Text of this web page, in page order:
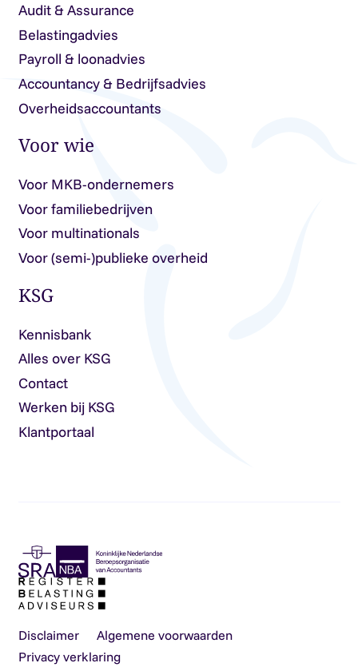
Audit & Assurance
Belastingadvies
Payroll & loonadvies
Accountancy & Bedrijfsadvies
Overheidsaccountants
Voor wie
Voor MKB-ondernemers
Voor familiebedrijven
Voor multinationals
Voor (semi-)publieke overheid
KSG
Kennisbank
Alles over KSG
Contact
Werken bij KSG
Klantportaal
Disclaimer
Algemene voorwaarden
Privacy verklaring